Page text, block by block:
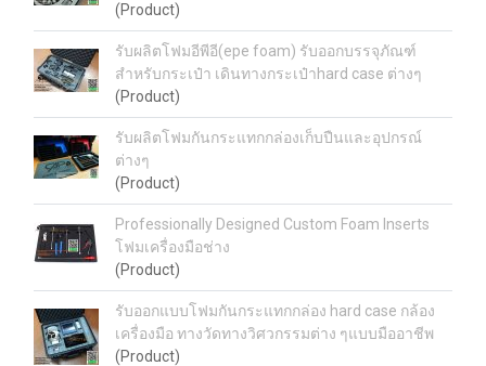
(Product)
รับผลิตโฟมอีพีอี(epe foam) รับออกบรรจุภัณฑ์
สำหรับกระเป๋า เดินทางกระเป๋าhard case ต่างๆ
(Product)
รับผลิตโฟมกันกระแทกกล่องเก็บปืนและอุปกรณ์
ต่างๆ
(Product)
Professionally Designed Custom Foam Inserts
โฟมเครื่องมือช่าง
(Product)
รับออกแบบโฟมกันกระแทกกล่อง hard case กล้อง
เครื่องมือ ทางวัดทางวิศวกรรมต่าง ๆแบบมืออาชีพ
(Product)